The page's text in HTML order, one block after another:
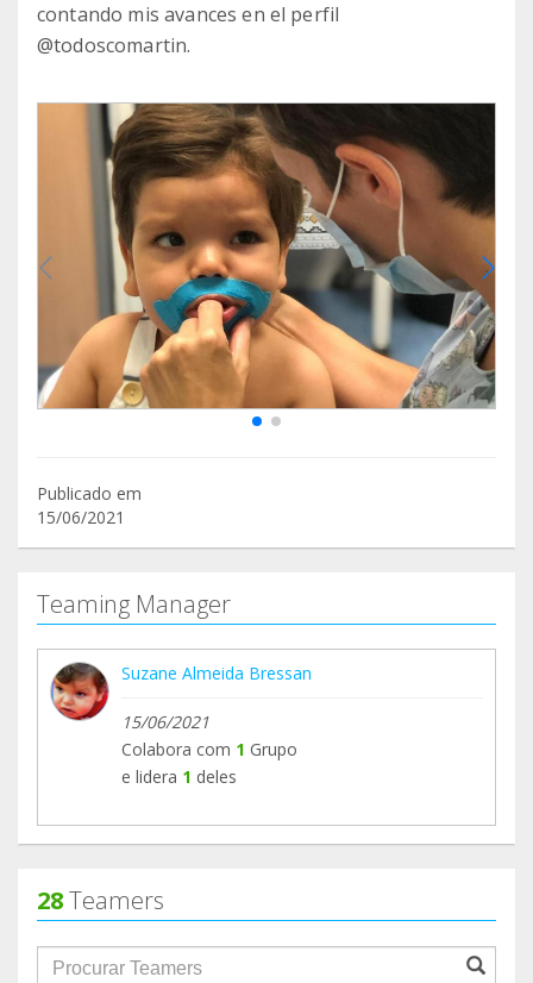
contando mis avances en el perfil
@todoscomartin.
Publicado em
15/06/2021
Teaming Manager
Suzane Almeida Bressan
15/06/2021
Colabora com 1 Grupo
e lidera 1 deles
28Teamers
groupProfile.searchForm.search.text???